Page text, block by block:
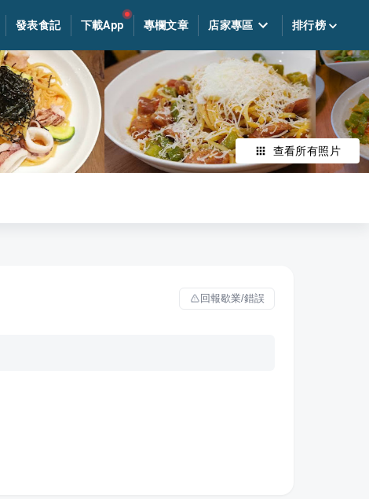
發表食記 下載App 專欄文章 店家專區 排行榜
查看所有照片
回報歇業/錯誤